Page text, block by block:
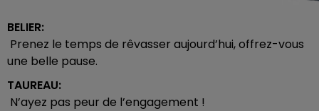
BELIER:
Prenez le temps de rêvasser aujourd’hui, offrez-vous
une belle pause.
TAUREAU:
N’ayez pas peur de l’engagement !